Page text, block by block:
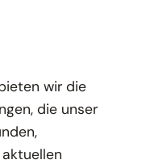
wir die
die unser